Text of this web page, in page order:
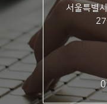
서울특별